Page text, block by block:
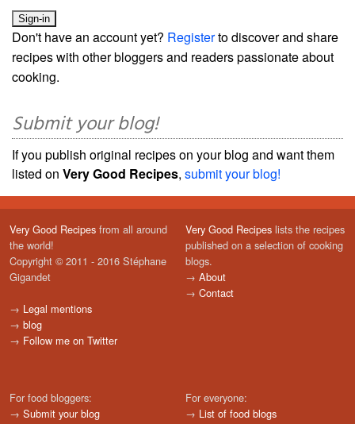
Don't have an account yet? Registerto discover and share
recipes with other bloggers and readers passionate about
cooking.
Submit your blog!
If you publish original recipes on your blog and want them
listed on Very Good Recipes, submit your blog!
Very Good Recipes from all around
the world!
Copyright © 2011 - 2016 Stéphane
Gigandet
→ Legal mentions
→ blog
→ Follow me on Twitter
Very Good Recipes lists the recipes
published on a selection of cooking
blogs.
→ About
→ Contact
For food bloggers:
→ Submit your blog
For everyone:
→ List of food blogs